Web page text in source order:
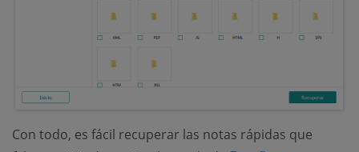
Con todo, es fácil recuperar las notas rápidas que